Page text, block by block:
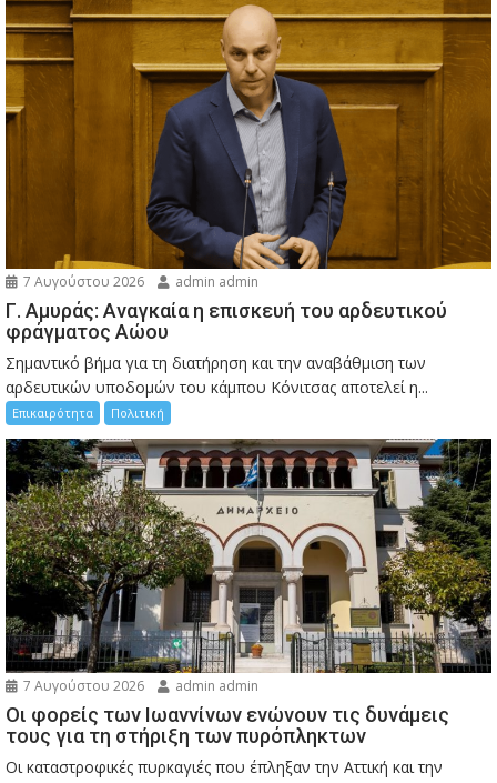
7 Αυγούστου 2026 admin admin
Γ. Αμυράς: Αναγκαία η επισκευή του αρδευτικού
φράγματος Αώου
Σημαντικό βήμα για τη διατήρηση και την αναβάθμιση των
αρδευτικών υποδομών του κάμπου Κόνιτσας αποτελεί η...
Επικαιρότητα Πολιτική
7 Αυγούστου 2026 admin admin
Οι φορείς των Ιωαννίνων ενώνουν τις δυνάμεις
τους για τη στήριξη των πυρόπληκτων
Οι καταστροφικές πυρκαγιές που έπληξαν την Αττική και την